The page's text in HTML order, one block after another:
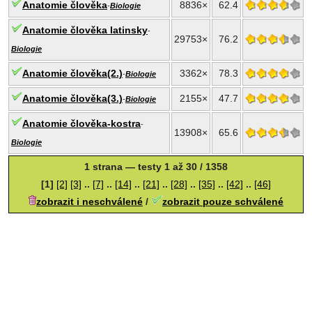
Anatomie člověka-Biologie 8836× 62.4
Anatomie člověka latinsky-
Biologie
29753× 76.2
Anatomie člověka(2.)-Biologie 3362× 78.3
Anatomie člověka(3.)-Biologie 2155× 47.7
Anatomie člověka-kostra-
Biologie
13908× 65.6
1 strana — testy 1 až 30 / 1358
[1] [2] [3] .. [7] .. [14] .. [21] .. [28] .. [35] .. [42] .. [46]
zobrazit i neschválené / zobrazit pouze schválené